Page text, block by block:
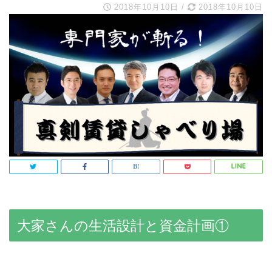
2018年10月10日 / 2018年10月10日
大家さんの生活設計と資金計画①